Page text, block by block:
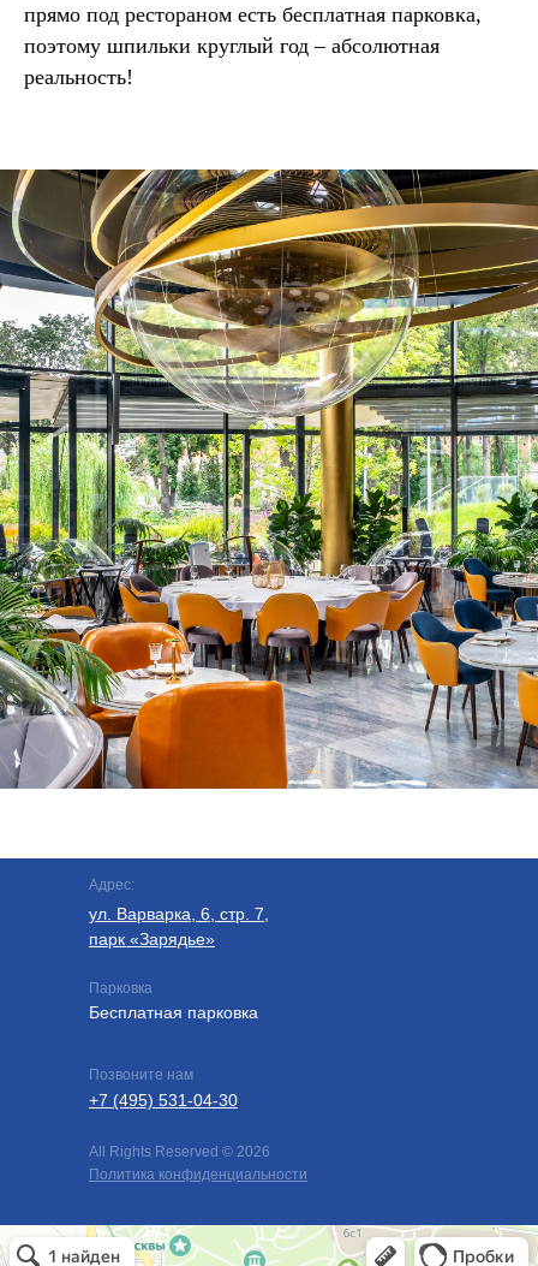
прямо под рестораном есть бесплатная парковка,
поэтому шпильки круглый год – абсолютная
реальность!
Ресторан в Москве
Политика конфиденциальности
All Rights Reserved © 2026
+7 (495) 531-04-30
Позвоните нам
Бесплатная парковка
Парковка
ул. Варварка, 6, стр. 7,
парк «Зарядье»
Адрес: